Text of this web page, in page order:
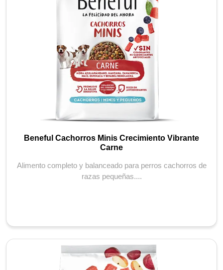
Beneful Cachorros Minis Crecimiento Vibrante
Carne
Alimento completo y balanceado para perros cachorros de
razas pequeñas....